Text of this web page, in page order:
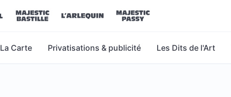
La Carte Privatisations & publicité Les Dits de l'Art